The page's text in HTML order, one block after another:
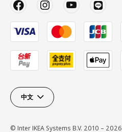
中文
© Inter IKEA Systems B.V. 2010 – 2026